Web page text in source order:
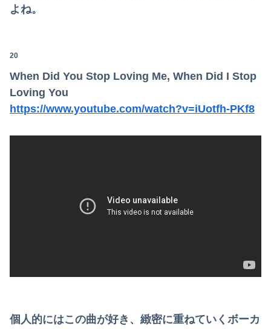
よね。
20
When Did You Stop Loving Me, When Did I Stop
Loving You
https://www.youtube.com/watch?v=iUotfh-PKf8
個人的にはこの曲が好き、緻密に重ねていくボーカ